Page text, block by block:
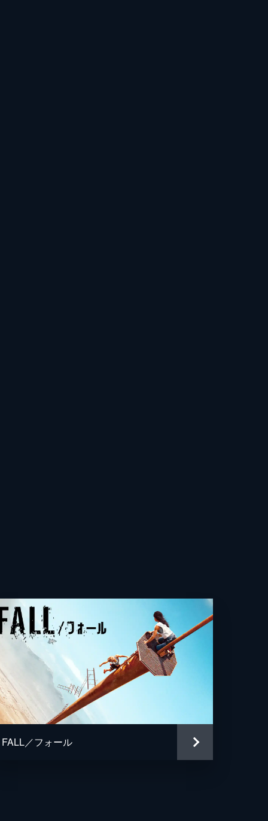
クラシンスキー
ベルトラミ
・ベイ
ュー・フォーム
クラシンスキー
FALL／フォール